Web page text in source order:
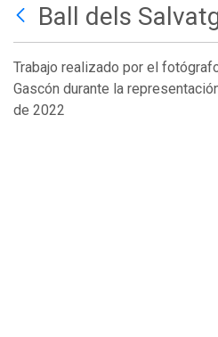
Ball dels
Trabajo realizado por el
Gascón durante la
de 2022